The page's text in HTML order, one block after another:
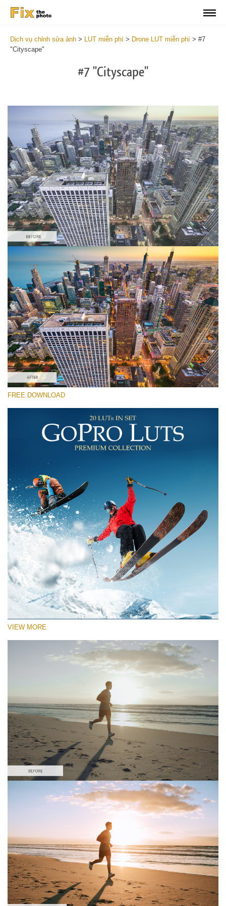
Dịch vụ chỉnh sửa ảnh > LUT miễn phí > Drone LUT miễn phí > #7
"Cityscape"
#7 "Cityscape"
Xin hãy lựa chọn
Free Drone LUT #7
Premium GoPro LUTs
Cinema Look Collection (80 LUTs)
Entire Collection (260 LUTs)
Tải xuống miễn phí
FREE DOWNLOAD
VIEW MORE